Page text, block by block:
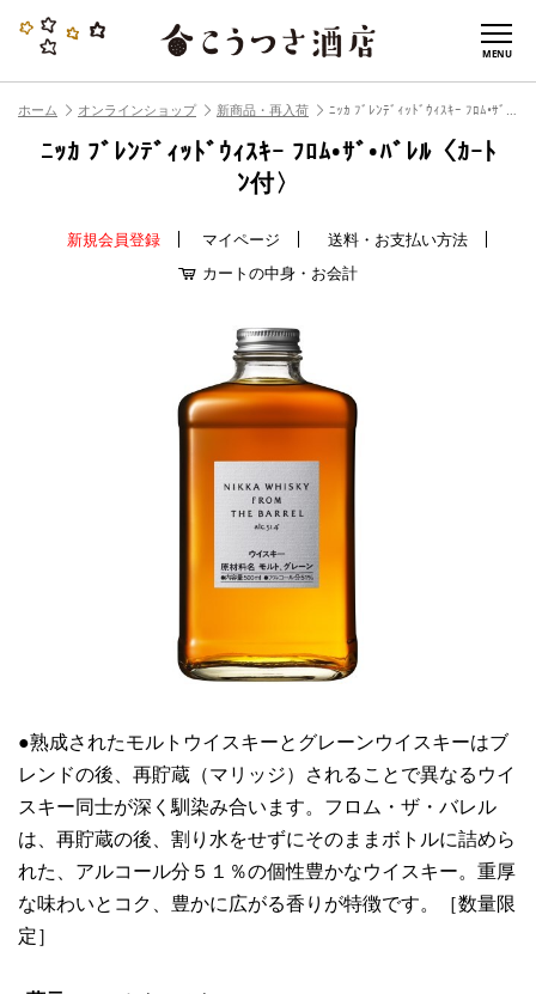
MENU
ホーム オンラインショップ 新商品・再入荷
ﾆｯｶ ﾌﾞﾚﾝﾃﾞｨｯﾄﾞｳｨｽｷｰ ﾌﾛﾑ•ｻﾞ•ﾊﾞﾚﾙ〈ｶｰﾄ
ﾝ付〉
新規会員登録 マイページ
送料・お支払い方法
カートの中身・お会計
●熟成されたモルトウイスキーとグレーンウイスキーはブ
レンドの後、再貯蔵（マリッジ）されることで異なるウイ
スキー同士が深く馴染み合います。フロム・ザ・バレル
は、再貯蔵の後、割り水をせずにそのままボトルに詰めら
れた、アルコール分５１％の個性豊かなウイスキー。重厚
な味わいとコク、豊かに広がる香りが特徴です。［数量限
定］